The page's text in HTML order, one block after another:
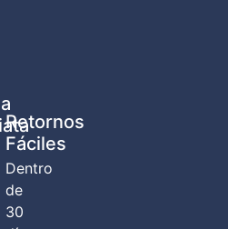
Retornos
Fáciles
Dentro
de
30